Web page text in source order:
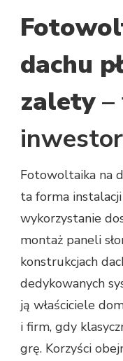
dachu
zalety–
Fotowoltaika na
ta forma
wykorzystanie
montaż paneli
konstrukcjach
dedykowanych
ją właściciele
i firm, gdy
grę. Korzyści